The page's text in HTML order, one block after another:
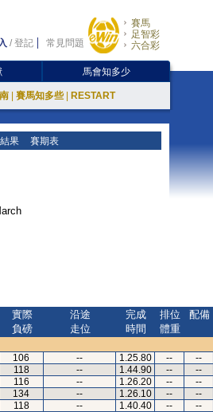
/登記 常見問題
賽馬
足智彩
六合彩
馬會知多少
賽馬知多些 RESTART
果 賽期表
實際
負磅
沿途
走位
完成
時間
排位
體重
配備
106 -- 1.25.80 -- --
118 -- 1.44.90 -- --
116 -- 1.26.20 -- --
134 -- 1.26.10 -- --
118 -- 1.40.40 -- --